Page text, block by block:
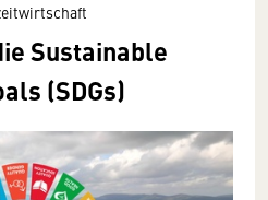
Sustainable
(SDGs)